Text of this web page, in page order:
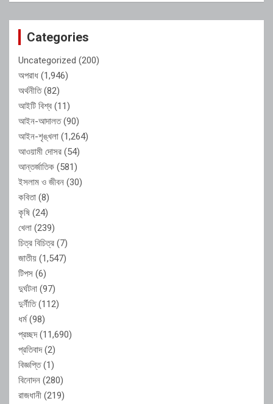
Categories
Uncategorized (200)
অপরাধ (1,946)
অর্থনীতি(82)
আইটি বিশ্ব (11)
আইন-আদালত(90)
আইন-শৃঙ্খলা (1,264)
আওয়ামী দোসর (54)
আন্তর্জাতিক (581)
ইসলাম ও জীবন (30)
কবিতা (8)
কৃষি (24)
খেলা (239)
চিত্র বিচিত্র (7)
জাতীয় (1,547)
টিপস (6)
দুর্ঘটনা (97)
দুর্নীতি(112)
ধর্ম(98)
প্রচ্ছদ(11,690)
প্রতিবাদ(2)
বিজ্ঞপ্তি(1)
বিনোদন (280)
রাজধানী (219)